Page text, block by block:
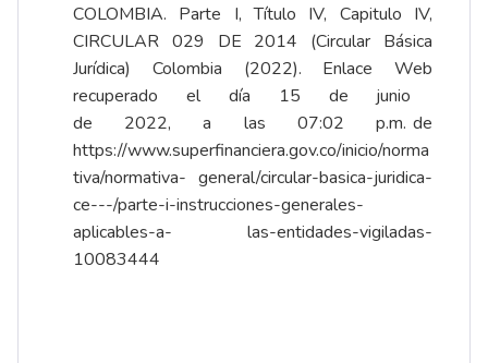
COLOMBIA. Parte I, Título IV, Capitulo IV,
CIRCULAR 029 DE 2014 (Circular Básica
Jurídica) Colombia (2022). Enlace Web
recuperado el día 15 de junio
de 2022, a las 07:02 p.m. de
https://www.superfinanciera.gov.co/inicio/norma
tiva/normativa- general/circular-basica-juridica-
ce---/parte-i-instrucciones-generales-
aplicables-a- las-entidades-vigiladas-
10083444